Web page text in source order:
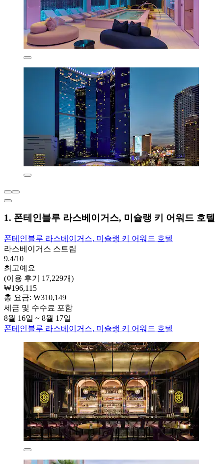
1. 폰테인블루 라스베이거스, 미슐랭 키 어워드 호텔
폰테인블루 라스베이거스, 미슐랭 키 어워드 호텔
라스베이거스 스트립
9.4/10
최고예요
(이용 후기 17,229개)
₩196,115
총 요금: ₩310,149
세금 및 수수료 포함
8월 16일 ~ 8월 17일
폰테인블루 라스베이거스, 미슐랭 키 어워드 호텔